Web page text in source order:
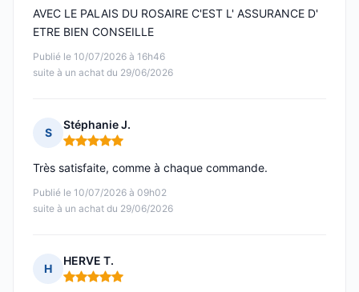
Publié le 10/07/2026 à 16h46
suite à un achat du 29/06/2026
AVEC LE PALAIS DU ROSAIRE C'EST L' ASSURANCE D'
ETRE BIEN CONSEILLE
S
Stéphanie J.
Note : 5 sur 5
Publié le 10/07/2026 à 09h02
suite à un achat du 29/06/2026
Très satisfaite, comme à chaque commande.
H
HERVE T.
Note : 5 sur 5